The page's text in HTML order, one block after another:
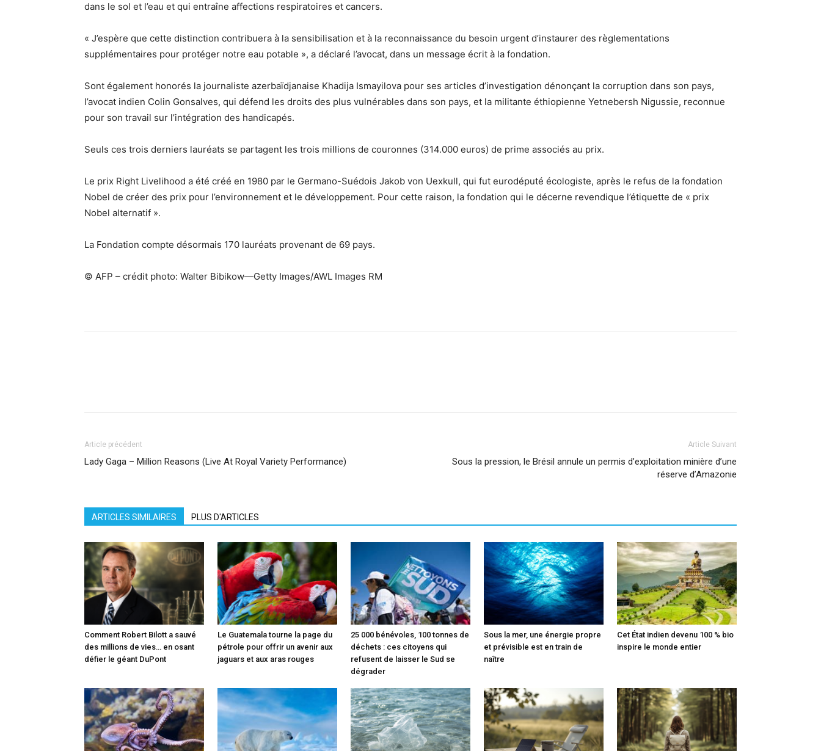
dans le sol et l’eau et qui entraîne affections respiratoires et cancers.
« J’espère que cette distinction contribuera à la sensibilisation et à la reconnaissance du besoin urgent d’instaurer des règlementations
supplémentaires pour protéger notre eau potable », a déclaré l’avocat, dans un message écrit à la fondation.
Sont également honorés la journaliste azerbaïdjanaise Khadija Ismayilova pour ses articles d’investigation dénonçant la corruption dans son pays,
l’avocat indien Colin Gonsalves, qui défend les droits des plus vulnérables dans son pays, et la militante éthiopienne Yetnebersh Nigussie, reconnue
pour son travail sur l’intégration des handicapés.
Seuls ces trois derniers lauréats se partagent les trois millions de couronnes (314.000 euros) de prime associés au prix.
Le prix Right Livelihood a été créé en 1980 par le Germano-Suédois Jakob von Uexkull, qui fut eurodéputé écologiste, après le refus de la fondation
Nobel de créer des prix pour l’environnement et le développement. Pour cette raison, la fondation qui le décerne revendique l’étiquette de « prix
Nobel alternatif ».
La Fondation compte désormais 170 lauréats provenant de 69 pays.
© AFP – crédit photo: Walter Bibikow—Getty Images/AWL Images RM
Article précédent
Lady Gaga – Million Reasons (Live At Royal Variety Performance)
Article Suivant
Sous la pression, le Brésil annule un permis d’exploitation minière d’une
réserve d’Amazonie
ARTICLES SIMILAIRES PLUS D'ARTICLES
Comment Robert Bilott a sauvé
des millions de vies… en osant
défier le géant DuPont
Le Guatemala tourne la page du
pétrole pour offrir un avenir aux
jaguars et aux aras rouges
25 000 bénévoles, 100 tonnes de
déchets : ces citoyens qui
refusent de laisser le Sud se
dégrader
Sous la mer, une énergie propre
et prévisible est en train de
naître
Cet État indien devenu 100 % bio
inspire le monde entier